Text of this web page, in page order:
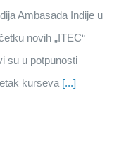
Ambasada Indije u
novih „ITEC“
su u potpunosti
kurseva [...]